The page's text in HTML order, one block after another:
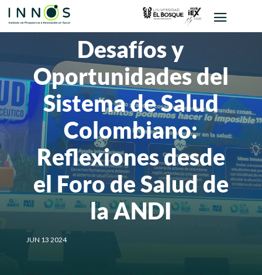
Desafíos y
Oportunidades del
Sistema de Salud
Colombiano:
Reflexiones desde
el Foro de Salud de
la ANDI
JUN 13 2024